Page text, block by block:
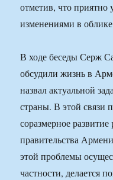
отметив, что
изменениями в
В ходе беседы Серж
обсудили жизнь в
назвал актуальной
страны. В этой связи
соразмерное
правительства
этой проблемы
частности, делается